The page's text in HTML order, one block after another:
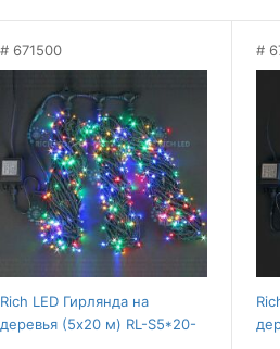
671500
Rich LED Гирлянда на
деревья (5х20 м) RL-S5*20-